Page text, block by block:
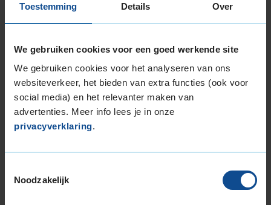
Toestemming Details Over
We gebruiken cookies voor een goed werkende site
We gebruiken cookies voor het analyseren van ons
websiteverkeer, het bieden van extra functies (ook voor
social media) en het relevanter maken van
advertenties. Meer info lees je in onze
privacyverklaring.
Noodzakelijk
245/50R18 104V EXTRALOAD
255/35R18 94V EXTRALOAD
255/45R18 103V EXTRALOAD
255/55R18 109V EXTRALOAD
255/60R18 112V EXTRALOAD
265/35R18 97V EXTRALOAD
265/60R18 114H EXTRALOAD
275/40R18 103V EXTRALOAD
19-inch banden